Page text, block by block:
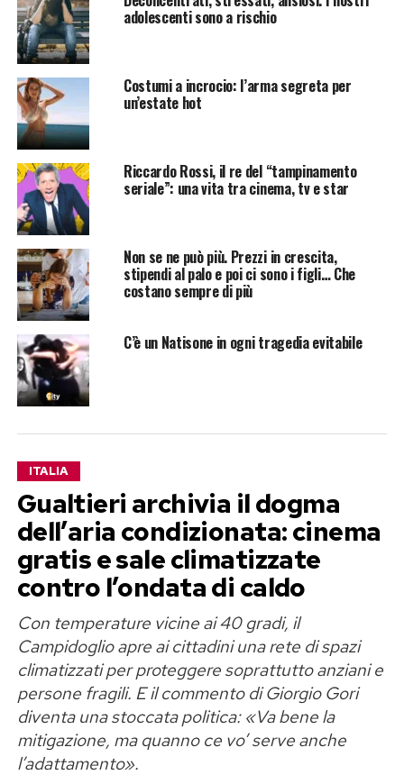
adolescenti sono a rischio
Costumi a incrocio: l’arma segreta per
un’estate hot
Riccardo Rossi, il re del “tampinamento
seriale”: una vita tra cinema, tv e star
Non se ne può più. Prezzi in crescita,
stipendi al palo e poi ci sono i figli… Che
costano sempre di più
C’è un Natisone in ogni tragedia evitabile
ITALIA
Gualtieri archivia il dogma
dell’aria condizionata: cinema
gratis e sale climatizzate
contro l’ondata di caldo
Con temperature vicine ai 40 gradi, il
Campidoglio apre ai cittadini una rete di spazi
climatizzati per proteggere soprattutto anziani e
persone fragili. E il commento di Giorgio Gori
diventa una stoccata politica: «Va bene la
mitigazione, ma quanno ce vo’ serve anche
l’adattamento».